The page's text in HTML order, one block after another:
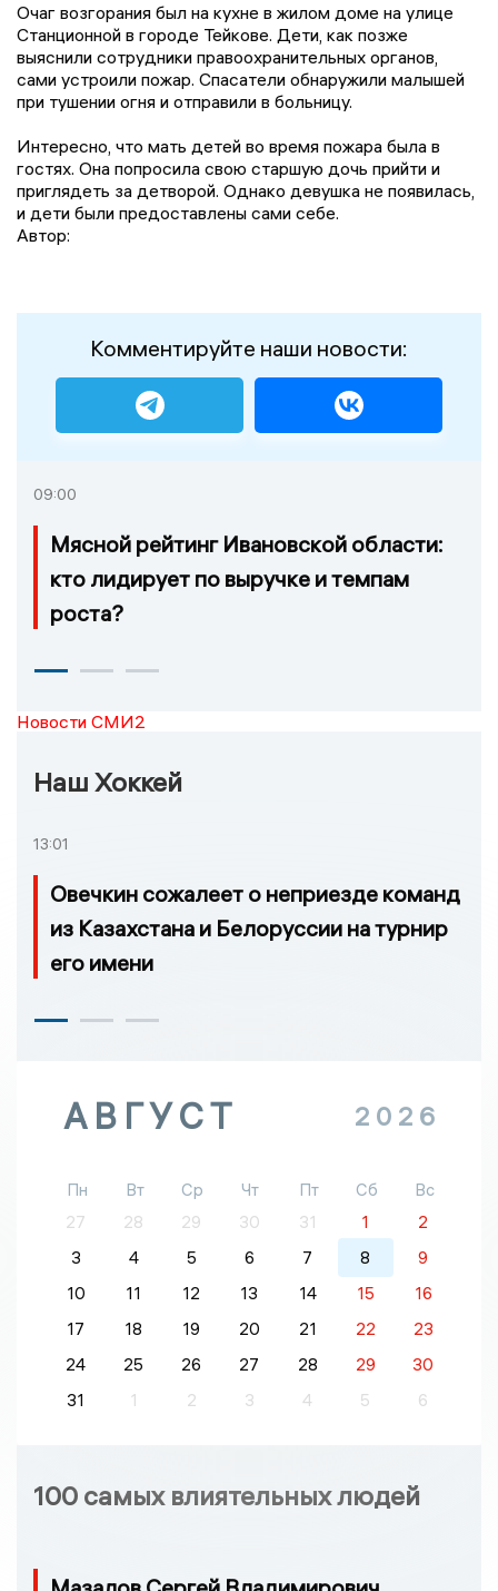
Очаг возгорания был на кухне в жилом доме на улице
Станционной в городе Тейкове. Дети, как позже
выяснили сотрудники правоохранительных органов,
сами устроили пожар. Спасатели обнаружили малышей
при тушении огня и отправили в больницу.
Интересно, что мать детей во время пожара была в
гостях. Она попросила свою старшую дочь прийти и
приглядеть за детворой. Однако девушка не появилась,
и дети были предоставлены сами себе.
Автор:
Комментируйте наши новости:
09:00
Мясной рейтинг Ивановской области:
кто лидирует по выручке и темпам
роста?
Новости СМИ2
Наш Хоккей
13:01
Овечкин сожалеет о неприезде команд
из Казахстана и Белоруссии на турнир
его имени
АВГУСТ 2026
Пн Вт Ср Чт Пт Сб
Вс
27
28 29 30 31 1
2
3
4 5 6 7 8
9
10
11 12 13 14 15
16
17
18 19 20 21 22
23
24
25 26 27 28 29
30
31
1 2 3 4 5 6
100 самых влиятельных людей